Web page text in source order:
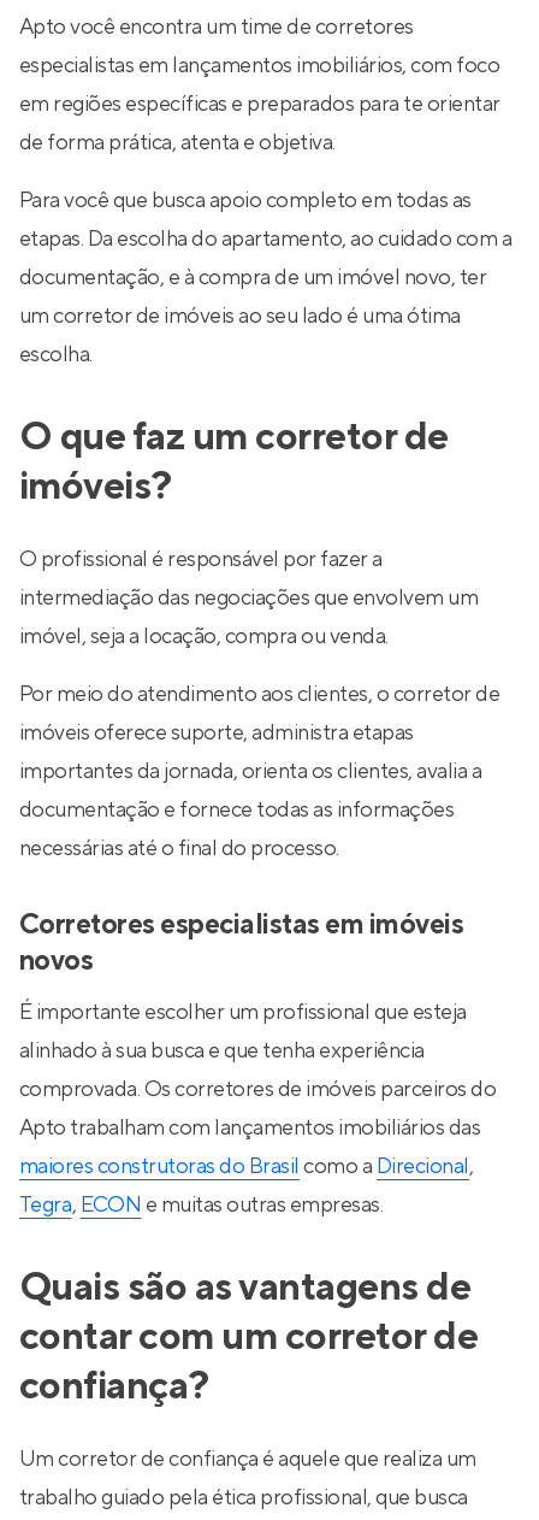
Apto você encontra um time de corretores
especialistas em lançamentos imobiliários, com foco
em regiões específicas e preparados para te orientar
de forma prática, atenta e objetiva.
Para você que busca apoio completo em todas as
etapas. Da escolha do apartamento, ao cuidado com a
documentação, e à compra de um imóvel novo, ter
um corretor de imóveis ao seu lado é uma ótima
escolha.
O que faz um corretor de
imóveis?
O profissional é responsável por fazer a
intermediação das negociações que envolvem um
imóvel, seja a locação, compra ou venda.
Por meio do atendimento aos clientes, o corretor de
imóveis oferece suporte, administra etapas
importantes da jornada, orienta os clientes, avalia a
documentação e fornece todas as informações
necessárias até o final do processo.
Corretores especialistas em imóveis
novos
É importante escolher um profissional que esteja
alinhado à sua busca e que tenha experiência
comprovada. Os corretores de imóveis parceiros do
Apto trabalham com lançamentos imobiliários das
maiores construtoras do Brasil como a Direcional,
Tegra, ECON e muitas outras empresas.
Quais são as vantagens de
contar com um corretor de
confiança?
Um corretor de confiança é aquele que realiza um
trabalho guiado pela ética profissional, que busca